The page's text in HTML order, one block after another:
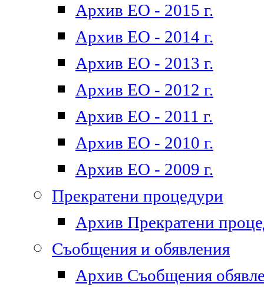
Архив ЕО - 2015 г.
Архив ЕО - 2014 г.
Архив ЕО - 2013 г.
Архив ЕО - 2012 г.
Архив ЕО - 2011 г.
Архив ЕО - 2010 г.
Архив ЕО - 2009 г.
Прекратени процедури
Архив Прекратени
Съобщения и обявления
Архив Съобщения